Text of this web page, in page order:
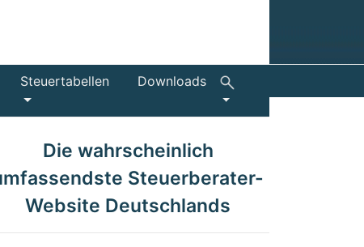
Steuertabellen Downloads
Die wahrscheinlich
Steuerberater-
Website Deutschlands